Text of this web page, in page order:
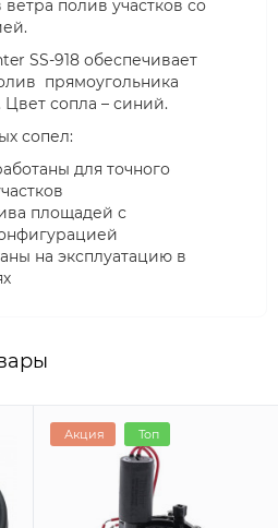
полив участков со
SS-918 обеспечивает
прямоугольника
Цвет сопла – синий.
сопел:
для точного
площадей с
на эксплуатацию в
Акция Топ